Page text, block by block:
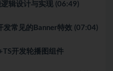
辑设计与实现 (06:49)
常见的Banner特效 (07:04)
开发轮播图组件